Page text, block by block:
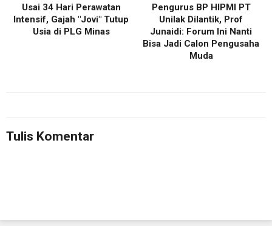
Usai 34 Hari Perawatan
Intensif, Gajah "Jovi" Tutup
Usia di PLG Minas
Pengurus BP HIPMI PT
Unilak Dilantik, Prof
Junaidi: Forum Ini Nanti
Bisa Jadi Calon Pengusaha
Muda
Tulis Komentar